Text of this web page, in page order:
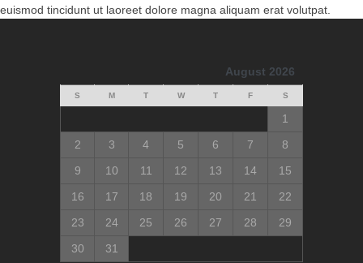
euismod tincidunt ut laoreet dolore magna aliquam erat volutpat.
August 2026
S M T W T F S
1
2
3 4 5 6 7
8
9
10 11 12 13 14
15
16
17 18 19 20 21
22
23
24 25 26 27 28
29
30
31